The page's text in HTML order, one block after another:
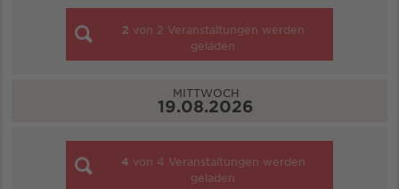
2 von 2 Veranstaltungen werden
geladen
MITTWOCH
19.08.2026
4 von 4 Veranstaltungen werden
geladen